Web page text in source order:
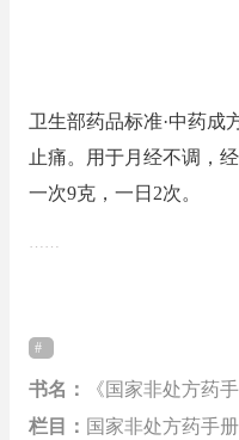
卫生部药品标准·中药成
止痛。用于月经不调，
一次9克，一日2次。
书名：
《国家非处方药手
栏目： 国家非处方药手